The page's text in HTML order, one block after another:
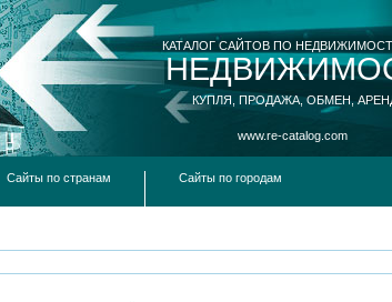
КАТАЛОГ САЙТОВ ПО
КУПЛЯ, ПРОДАЖА, ОБМЕН,
www.re-catalog.com
Сайты по странам Сайты по городам